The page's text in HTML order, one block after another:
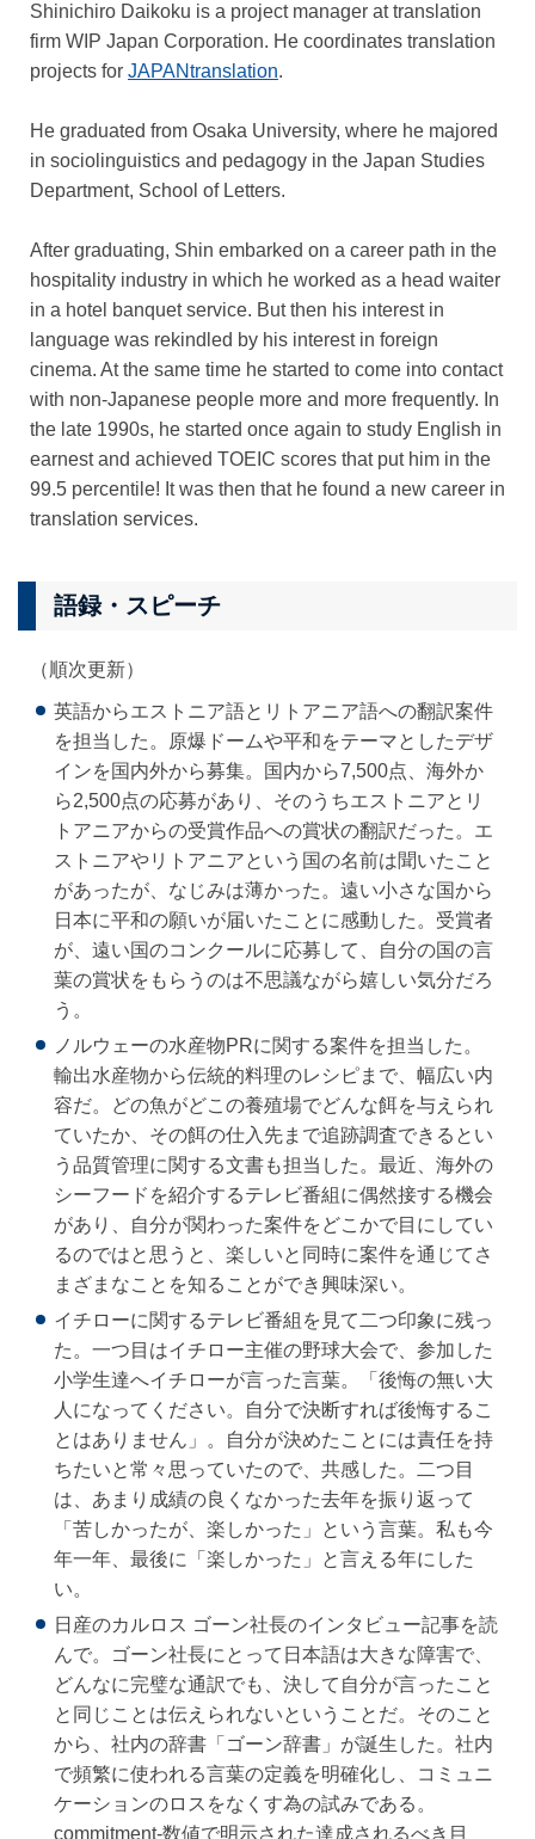
Shinichiro Daikoku is a project manager at translation
firm WIP Japan Corporation. He coordinates translation
projects for JAPANtranslation.
He graduated from Osaka University, where he majored
in sociolinguistics and pedagogy in the Japan Studies
Department, School of Letters.
After graduating, Shin embarked on a career path in the
hospitality industry in which he worked as a head waiter
in a hotel banquet service. But then his interest in
language was rekindled by his interest in foreign
cinema. At the same time he started to come into contact
with non-Japanese people more and more frequently. In
the late 1990s, he started once again to study English in
earnest and achieved TOEIC scores that put him in the
99.5 percentile! It was then that he found a new career in
translation services.
語録・スピーチ
（順次更新）
英語からエストニア語とリトアニア語への翻訳案件
を担当した。原爆ドームや平和をテーマとしたデザ
インを国内外から募集。国内から7,500点、海外か
ら2,500点の応募があり、そのうちエストニアとリ
トアニアからの受賞作品への賞状の翻訳だった。エ
ストニアやリトアニアという国の名前は聞いたこと
があったが、なじみは薄かった。遠い小さな国から
日本に平和の願いが届いたことに感動した。受賞者
が、遠い国のコンクールに応募して、自分の国の言
葉の賞状をもらうのは不思議ながら嬉しい気分だろ
う。
ノルウェーの水産物PRに関する案件を担当した。
輸出水産物から伝統的料理のレシピまで、幅広い内
容だ。どの魚がどこの養殖場でどんな餌を与えられ
ていたか、その餌の仕入先まで追跡調査できるとい
う品質管理に関する文書も担当した。最近、海外の
シーフードを紹介するテレビ番組に偶然接する機会
があり、自分が関わった案件をどこかで目にしてい
るのではと思うと、楽しいと同時に案件を通じてさ
まざまなことを知ることができ興味深い。
イチローに関するテレビ番組を見て二つ印象に残っ
た。一つ目はイチロー主催の野球大会で、参加した
小学生達へイチローが言った言葉。「後悔の無い大
人になってください。自分で決断すれば後悔するこ
とはありません」。自分が決めたことには責任を持
ちたいと常々思っていたので、共感した。二つ目
は、あまり成績の良くなかった去年を振り返って
「苦しかったが、楽しかった」という言葉。私も今
年一年、最後に「楽しかった」と言える年にした
い。
日産のカルロス ゴーン社長のインタビュー記事を読
んで。ゴーン社長にとって日本語は大きな障害で、
どんなに完璧な通訳でも、決して自分が言ったこと
と同じことは伝えられないということだ。そのこと
から、社内の辞書「ゴーン辞書」が誕生した。社内
で頻繁に使われる言葉の定義を明確化し、コミュニ
ケーションのロスをなくす為の試みである。
commitment-数値で明示された達成されるべき目